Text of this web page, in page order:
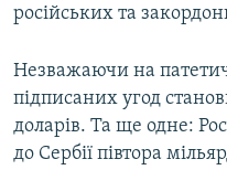
російських та
Незважаючи на
підписаних угод
доларів. Та ще одне:
до Сербії півтора